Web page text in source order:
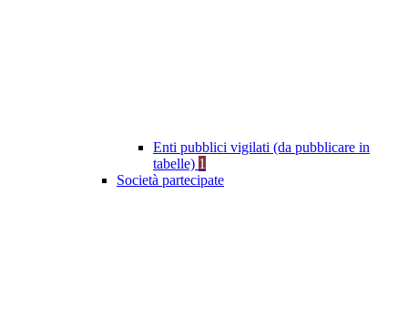
Enti pubblici vigilati (da pubblicare in
tabelle) 1
Società partecipate